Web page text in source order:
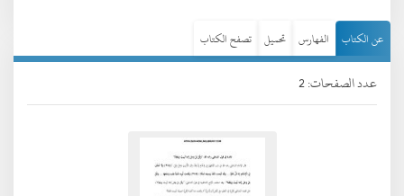
عن الكتاب الفهارس تحميل تصفح الكتاب
عدد الصفحات: 2